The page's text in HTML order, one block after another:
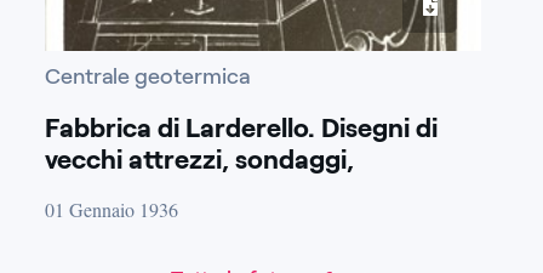
Centrale geotermica
Fabbrica di Larderello. Disegni di
vecchi attrezzi, sondaggi,
01 Gennaio 1936